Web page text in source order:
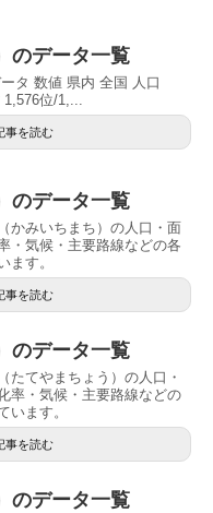
のデータ一覧
タ 数値 県内 全国 人口
位/1,...
事を読む
のデータ一覧
かみいちまち）の人口・面
・気候・主要路線などの各
ます。
事を読む
のデータ一覧
たてやまちょう）の人口・
率・気候・主要路線などの
います。
事を読む
のデータ一覧